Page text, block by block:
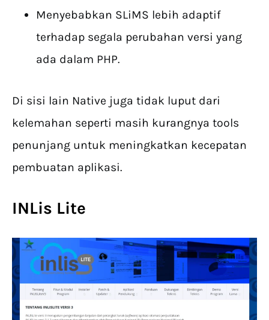
Menyebabkan SLiMS lebih adaptif
terhadap segala perubahan versi yang
ada dalam PHP.
Di sisi lain Native juga tidak luput dari
kelemahan seperti masih kurangnya tools
penunjang untuk meningkatkan kecepatan
pembuatan aplikasi.
INLis Lite